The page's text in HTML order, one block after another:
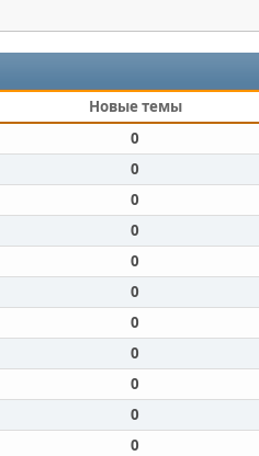
Новые темы
0
0
0
0
0
0
0
0
0
0
0